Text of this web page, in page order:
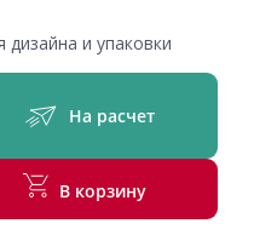
и упаковки
На расчет
В корзину